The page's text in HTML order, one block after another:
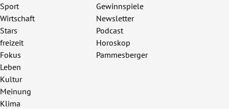
Sport
Wirtschaft
Stars
freizeit
Fokus
Leben
Kultur
Meinung
Klima
Gewinnspiele
Newsletter
Podcast
Horoskop
Pammesberger